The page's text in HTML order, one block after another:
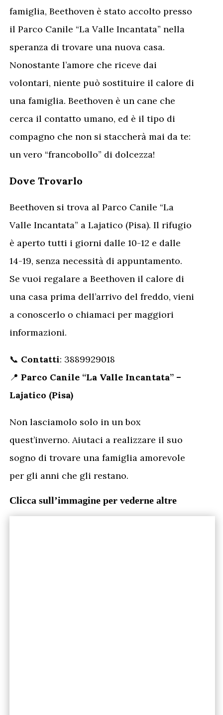
famiglia, Beethoven è stato accolto presso
il Parco Canile “La Valle Incantata” nella
speranza di trovare una nuova casa.
Nonostante l’amore che riceve dai
volontari, niente può sostituire il calore di
una famiglia. Beethoven è un cane che
cerca il contatto umano, ed è il tipo di
compagno che non si staccherà mai da te:
un vero “francobollo” di dolcezza!
Dove Trovarlo
Beethoven si trova al Parco Canile “La
Valle Incantata” a Lajatico (Pisa). Il rifugio
è aperto tutti i giorni dalle 10-12 e dalle
14-19, senza necessità di appuntamento.
Se vuoi regalare a Beethoven il calore di
una casa prima dell’arrivo del freddo, vieni
a conoscerlo o chiamaci per maggiori
informazioni.
📞 Contatti: 3889929018
📍Parco Canile “La Valle Incantata” –
Lajatico (Pisa)
Non lasciamolo solo in un box
quest’inverno. Aiutaci a realizzare il suo
sogno di trovare una famiglia amorevole
per gli anni che gli restano.
Clicca sull’immagine per vederne altre